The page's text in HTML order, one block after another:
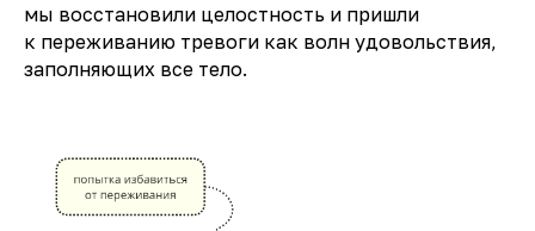
мы восстановили целостность и пришли
к переживанию тревоги как волн удовольствия,
заполняющих все тело.